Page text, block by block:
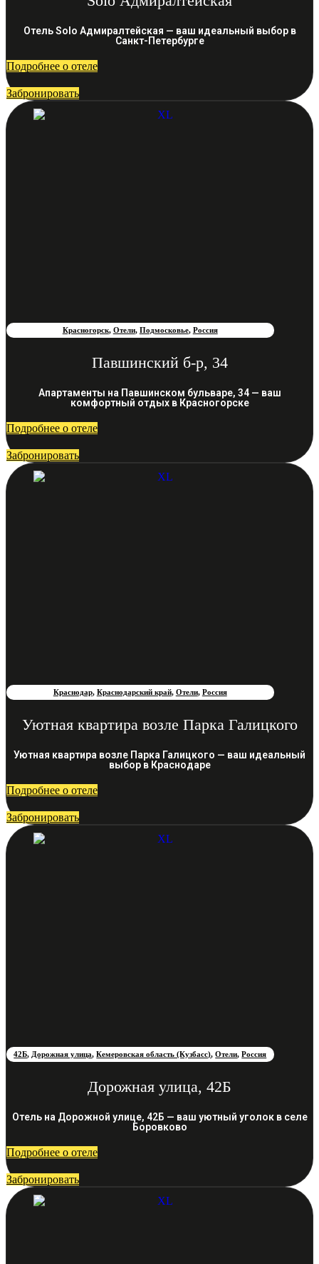
Отель Solo Адмиралтейская — ваш идеальный выбор в
Санкт-Петербурге
Подробнее о отеле
Забронировать
Красногорск, Отели, Подмосковье, Россия
Павшинский б-р, 34
Апартаменты на Павшинском бульваре, 34 — ваш
комфортный отдых в Красногорске
Подробнее о отеле
Забронировать
Краснодар, Краснодарский край, Отели, Россия
Уютная квартира возле Парка Галицкого
Уютная квартира возле Парка Галицкого — ваш идеальный
выбор в Краснодаре
Подробнее о отеле
Забронировать
42Б, Дорожная улица,Кемеровская область (Кузбасс),Отели,Россия
Дорожная улица, 42Б
Отель на Дорожной улице, 42Б — ваш уютный уголок в селе
Боровково
Подробнее о отеле
Забронировать